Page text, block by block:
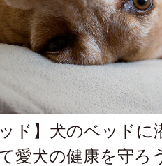
ド】犬のベッドに
愛犬の健康を守ろ